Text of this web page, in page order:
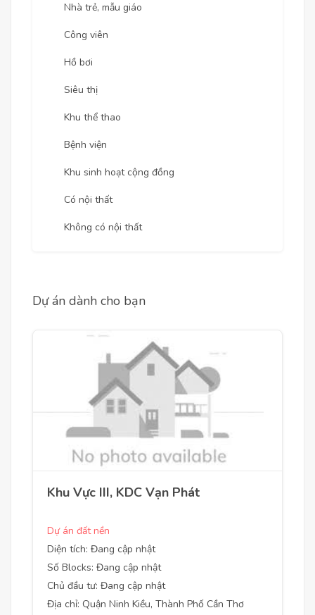
Nhà trẻ, mẫu giáo
Công viên
Hồ bơi
Siêu thị
Khu thể thao
Bệnh viện
Khu sinh hoạt cộng đồng
Có nội thất
Không có nội thất
Dự án dành cho bạn
Khu Vực III, KDC Vạn Phát
Dự án đất nền
Diện tích: Đang cập nhật
Số Blocks: Đang cập nhật
Chủ đầu tư: Đang cập nhật
Địa chỉ: Quận Ninh Kiều, Thành Phố Cần Thơ